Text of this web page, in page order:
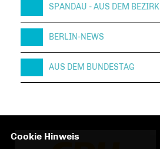
SPANDAU - AUS DEM BEZIRK
BERLIN-NEWS
AUS DEM BUNDESTAG
Cookie Hinweis